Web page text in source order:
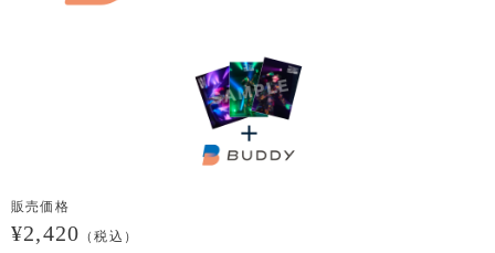
販売価格
¥2,420 （税込）